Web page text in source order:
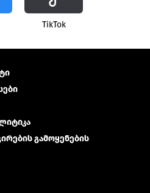
ТikТоk
გამოყენების